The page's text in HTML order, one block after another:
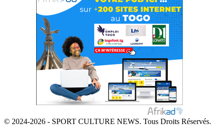
© 2024-2026 - SPORT CULTURE NEWS. Tous Droits Réservés.